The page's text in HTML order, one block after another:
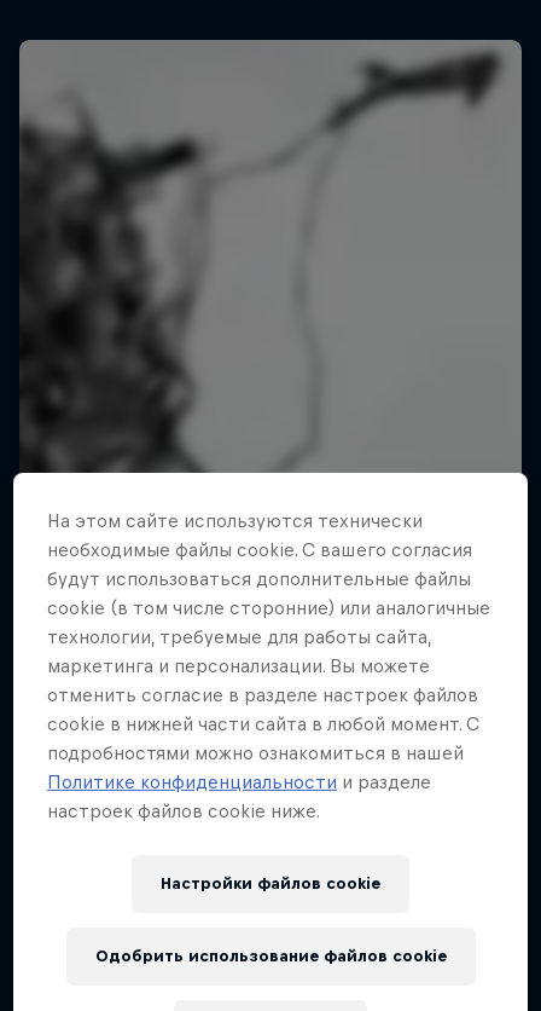
ABC of…
Экспресс-курс по экстремальным видам
спорта
2 сезоны · Эпизод 12
ФОРМУЛА-1
На этом сайте иcпользуются технически
необходимые файлы cookie. С вашего согласия
будут использоваться дополнительные файлы
cookie (в том числе сторонние) или аналогичные
технологии, требуемые для работы сайта,
маркетинга и персонализации. Вы можете
отменить согласие в разделе настроек файлов
cookie в нижней части сайта в любой момент. С
подробностями можно ознакомиться в нашей
Политике конфиденциальности и разделе
настроек файлов cookie ниже.
Настройки файлов cookie
Одобрить использование файлов cookie